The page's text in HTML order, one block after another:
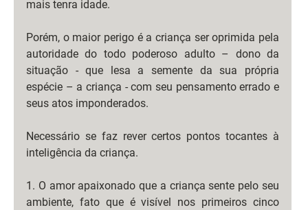
mais tenra idade.
Porém, o maior perigo é a criança ser oprimida pela
autoridade do todo poderoso adulto – dono da
situação - que lesa a semente da sua própria
espécie – a criança - com seu pensamento errado e
seus atos imponderados.
Necessário se faz rever certos pontos tocantes à
inteligência da criança.
1. O amor apaixonado que a criança sente pelo seu
ambiente, fato que é visível nos primeiros cinco